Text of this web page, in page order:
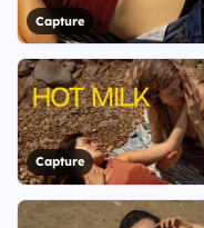
Capture
Capture